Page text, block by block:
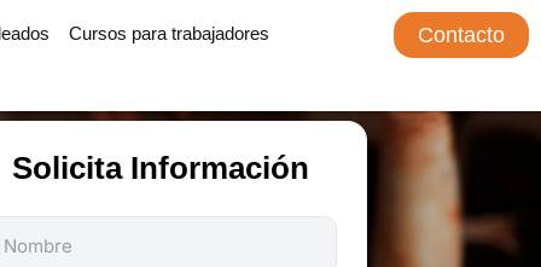
Cursos para trabajadores Contacto
Solicita Información